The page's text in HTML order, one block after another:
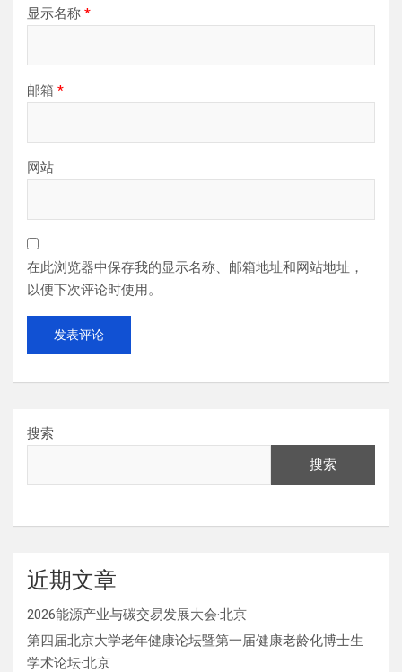
显示名称 *
邮箱 *
网站
在此浏览器中保存我的显示名称、邮箱地址和网站地址，
以便下次评论时使用。
搜索
搜索
近期文章
2026能源产业与碳交易发展大会·北京
第四届北京大学老年健康论坛暨第一届健康老龄化博士生
学术论坛·北京